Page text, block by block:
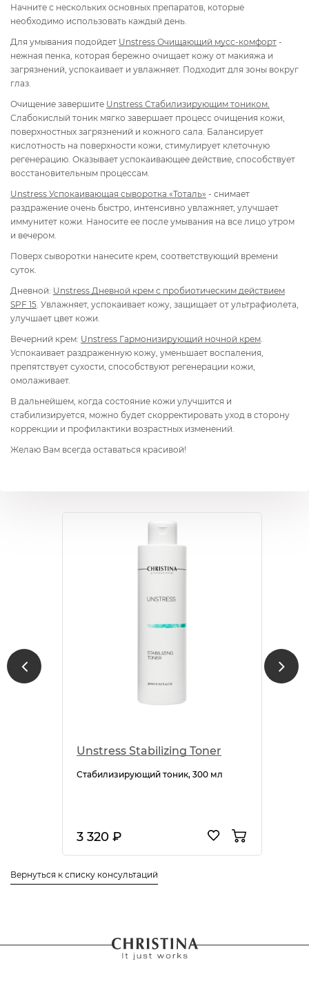
Начните с нескольких основных препаратов, которые
необходимо использовать каждый день.
Для умывания подойдет Unstress Очищающий мусс-комфорт -
нежная пенка, которая бережно очищает кожу от макияжа и
загрязнений, успокаивает и увлажняет. Подходит для зоны вокруг
глаз.
Очищение завершите Unstress Стабилизирующим тоником.
Слабокислый тоник мягко завершает процесс очищения кожи,
поверхностных загрязнений и кожного сала. Балансирует
кислотность на поверхности кожи, стимулирует клеточную
регенерацию. Оказывает успокаивающее действие, способствует
восстановительным процессам.
Unstress Успокаивающая сыворотка «Тоталь» - снимает
раздражение очень быстро, интенсивно увлажняет, улучшает
иммунитет кожи. Наносите ее после умывания на все лицо утром
и вечером.
Поверх сыворотки нанесите крем, соответствующий времени
суток.
Дневной: Unstress Дневной крем с пробиотическим действием
SPF 15 . Увлажняет, успокаивает кожу, защищает от ультрафиолета,
улучшает цвет кожи.
Вечерний крем: Unstress Гармонизирующий ночной крем
Успокаивает раздраженную кожу, уменьшает воспаления,
препятствует сухости, способствуют регенерации кожи,
омолаживает.
В дальнейшем, когда состояние кожи улучшится и
стабилизируется, можно будет скорректировать уход в сторону
коррекции и профилактики возрастных изменений.
Желаю Вам всегда оставаться красивой!
Unstress Stabilizing Toner
Стабилизирующий тоник, 300 мл
3 320 ₽
Вернуться к списку консультаций